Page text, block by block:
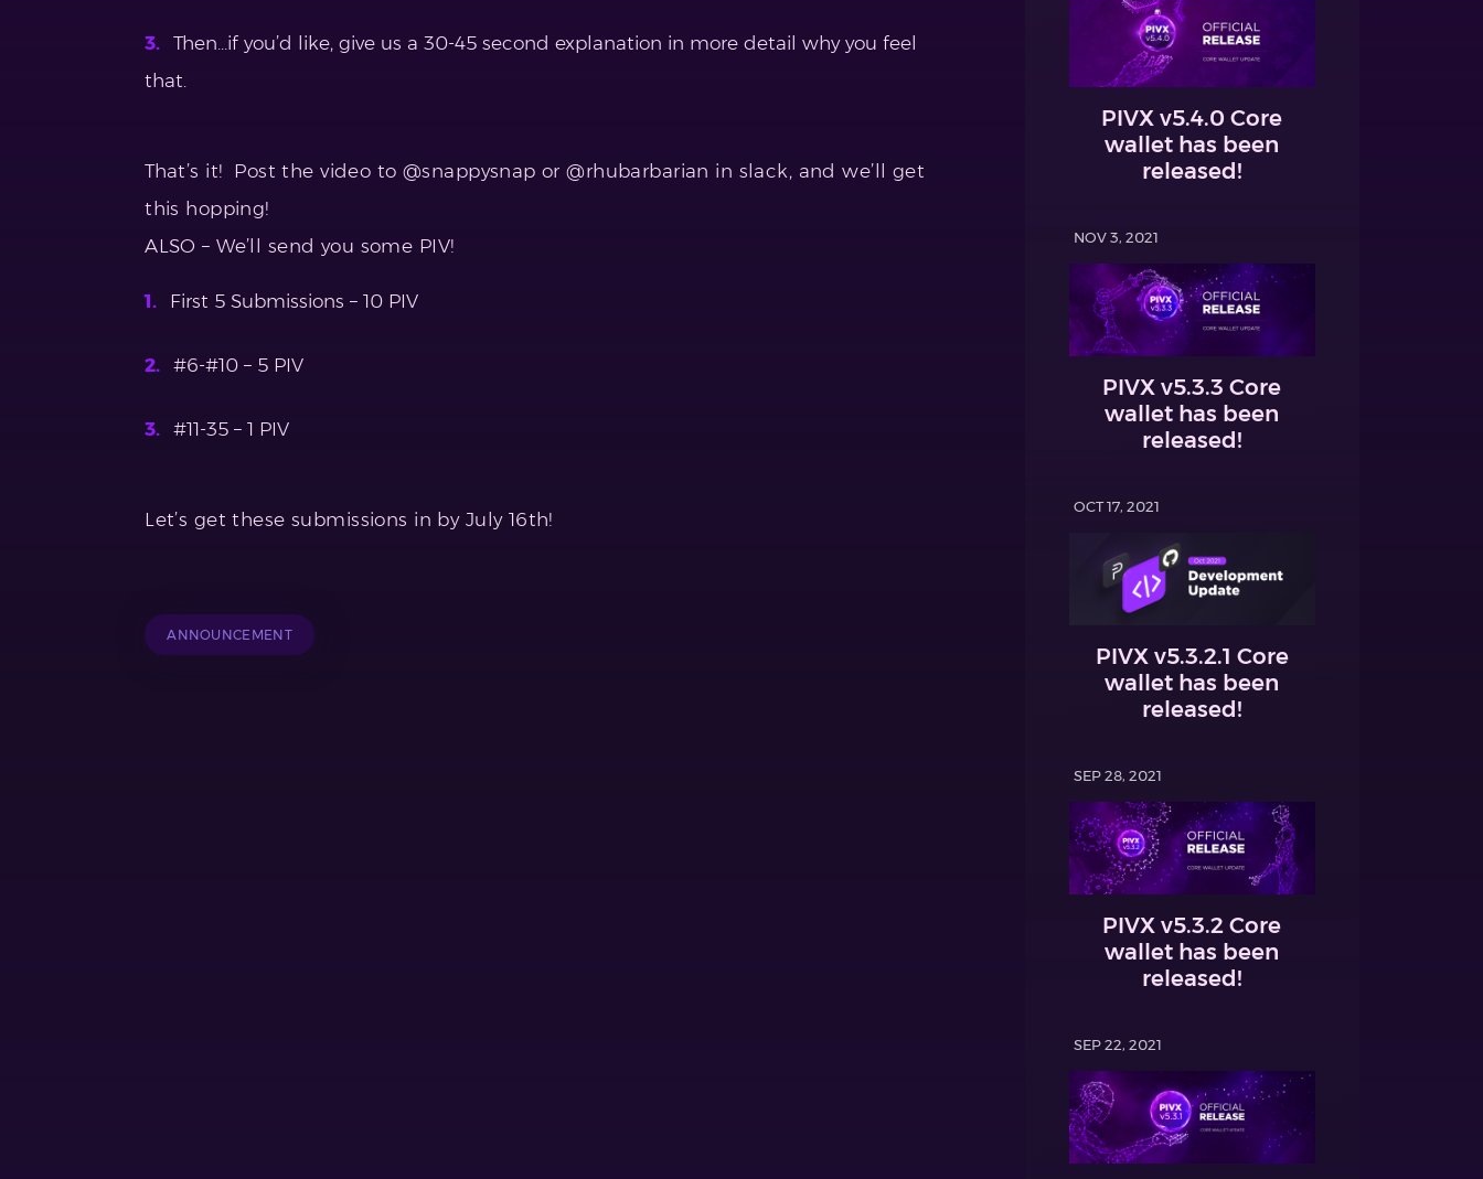
Then…if you’d like, give us a 30-45 second explanation in more detail why you feel
that.
That’s it! Post the video to @snappysnap or @rhubarbarian in slack, and we’ll get
this hopping!
ALSO – We’ll send you some PIV!
First 5 Submissions – 10 PIV
#6-#10 – 5 PIV
#11-35 – 1 PIV
Let’s get these submissions in by July 16th!
ANNOUNCEMENT
PIVX v5.4.0 Core
wallet has been
released!
NOV 3, 2021
PIVX v5.3.3 Core
wallet has been
released!
OCT 17, 2021
PIVX v5.3.2.1 Core
wallet has been
released!
SEP 28, 2021
PIVX v5.3.2 Core
wallet has been
released!
SEP 22, 2021